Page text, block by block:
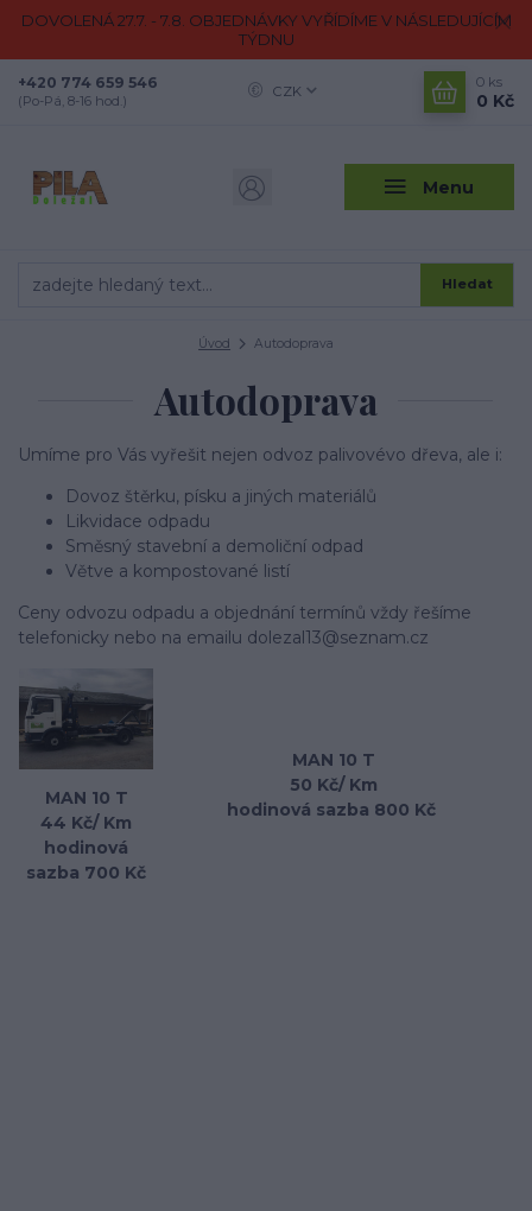
DOVOLENÁ 27.7. - 7.8. OBJEDNÁVKY VYŘÍDÍME V NÁSLEDUJÍCÍM
TÝDNU
Menu
CZK
Hledat
+420 774 659 546
(Po-Pá, 8-16 hod.)
0 ks
0 Kč
Úvod Autodoprava
Autodoprava
Umíme pro Vás vyřešit nejen odvoz palivovévo dřeva, ale i:
Dovoz štěrku, písku a jiných materiálů
Likvidace odpadu
Směsný stavební a demoliční odpad
Větve a kompostované listí
Ceny odvozu odpadu a objednání termínů vždy řešíme
telefonicky nebo na emailu dolezal13@seznam.cz
MAN 10 T
44 Kč/ Km
hodinová
sazba 700 Kč
MAN 10 T
50 Kč/ Km
hodinová sazba 800 Kč